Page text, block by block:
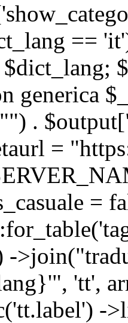
==
generica
.
=
=
-
'tt',
-